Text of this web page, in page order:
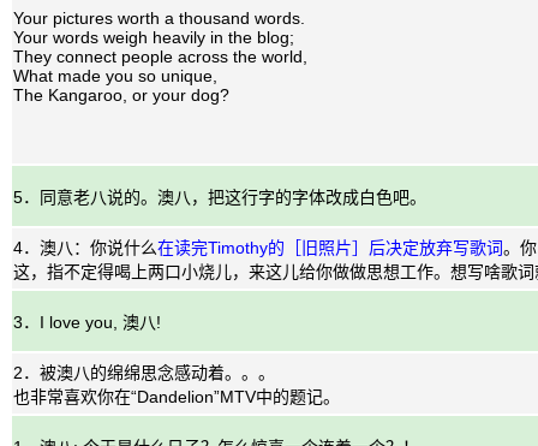
Your pictures worth a thousand words.
Your words weigh heavily in the blog;
They connect people across the world,
What made you so unique,
The Kangaroo, or your dog?
5．同意老八说的。澳八，把这行字的字体改成白色吧。
4．澳八：你说什么在读完Timothy的［旧照片］后决定放弃写歌词。
这，指不定得喝上两口小烧儿，来这儿给你做做思想工作。想写啥歌
3．I love you, 澳八!
2．被澳八的绵绵思念感动着。。。
也非常喜欢你在“Dandelion”MTV中的题记。